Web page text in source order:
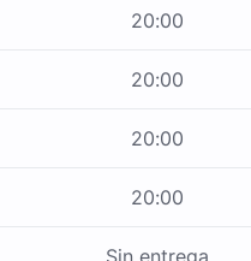
20:00
20:00
20:00
20:00